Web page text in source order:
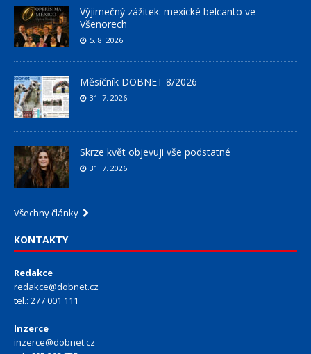
Výjimečný zážitek: mexické belcanto ve
Všenorech
5. 8. 2026
Měsíčník DOBNET 8/2026
31. 7. 2026
Skrze květ objevuji vše podstatné
31. 7. 2026
Všechny články
KONTAKTY
Redakce
redakce@dobnet.cz
tel.: 277 001 111
Inzerce
inzerce@dobnet.cz